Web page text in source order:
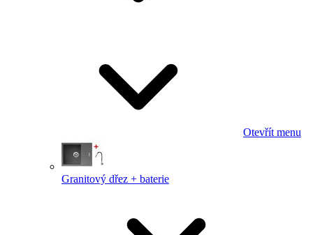
Otevřít menu
Granitový dřez + baterie